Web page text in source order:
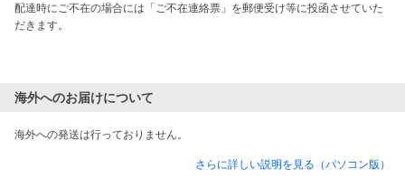
配達時にご不在の場合には「ご不在連絡票」を郵便受け等に投函させていた
だきます。
海外へのお届けについて
海外への発送は行っておりません。
さらに詳しい説明を見る（パソコン版）